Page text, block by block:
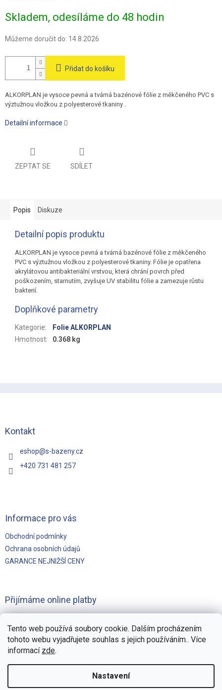
Tento web používá soubory cookie. Dalším procházením
tohoto webu vyjadřujete souhlas s jejich používáním.. Více
informací zde.
Nastavení
cena:
Skladem, odesíláme do 48 hodin
Můžeme doručit do: 14.8.2026
Přidat do košíku
ALKORPLAN je vysoce pevná a tvárná bazénové fólie z měkčeného PVC s
výztužnou vložkou z polyesterové tkaniny .
Detailní informace
ZEPTAT SE SDÍLET
Popis Diskuze
Detailní popis produktu
ALKORPLAN je vysoce pevná a tvárná bazénové fólie z měkčeného
PVC s výztužnou vložkou z polyesterové tkaniny. Fólie je opatřena
akrylátovou antibakteriální vrstvou, která chrání povrch před
poškozením, starnutím, zvyšuje UV stabilitu fólie a zamezuje růstu
bakterií.
Doplňkové parametry
Kategorie:
Folie ALKORPLAN
Hmotnost: 0.368 kg
Kontakt
eshop@s-bazeny.cz
+420 731 481 257
Informace pro vás
Obchodní podmínky
Ochrana osobních údajů
GARANCE NEJNIŽŠÍ CENY
Přijímáme online platby